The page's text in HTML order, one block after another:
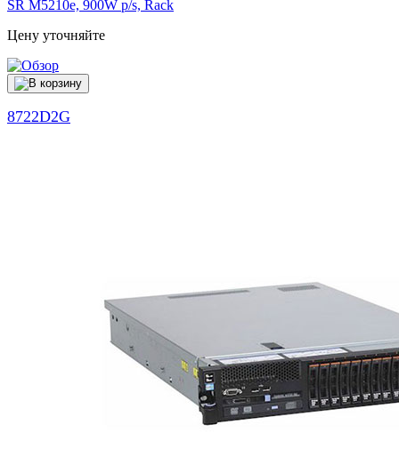
SR M5210e, 900W p/s, Rack
Цену уточняйте
8722D2G